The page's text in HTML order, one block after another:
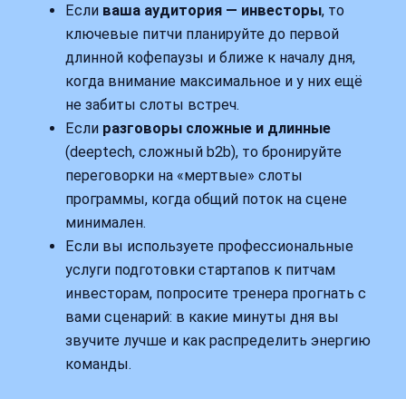
Если ваша аудитория — инвесторы, то
ключевые питчи планируйте до первой
длинной кофепаузы и ближе к началу дня,
когда внимание максимальное и у них ещё
не забиты слоты встреч.
Если разговоры сложные и длинные
(deeptech, сложный b2b), то бронируйте
переговорки на «мертвые» слоты
программы, когда общий поток на сцене
минимален.
Если вы используете профессиональные
услуги подготовки стартапов к питчам
инвесторам, попросите тренера прогнать с
вами сценарий: в какие минуты дня вы
звучите лучше и как распределить энергию
команды.